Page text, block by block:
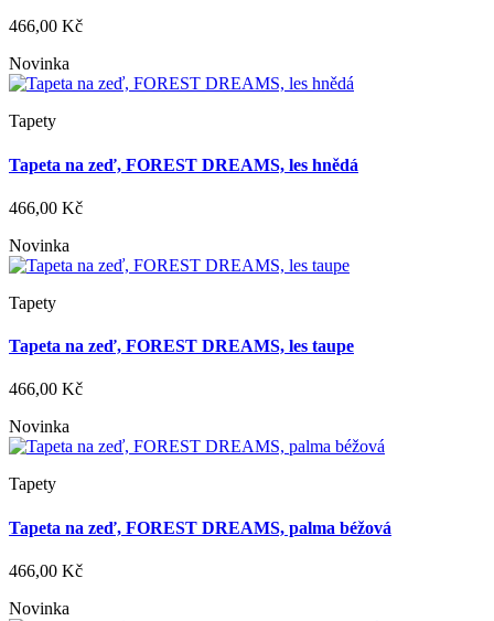
466,00 Kč
Novinka
Tapety
Tapeta na zeď, FOREST DREAMS, les hnědá
466,00 Kč
Novinka
Tapety
Tapeta na zeď, FOREST DREAMS, les taupe
466,00 Kč
Novinka
Tapety
Tapeta na zeď, FOREST DREAMS, palma béžová
466,00 Kč
Novinka